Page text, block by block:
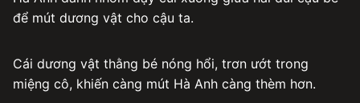
để mút dương vật cho cậu ta.
Cái dương vật thằng bé nóng hổi, trơn ướt trong
miệng cô, khiến càng mút Hà Anh càng thèm hơn.